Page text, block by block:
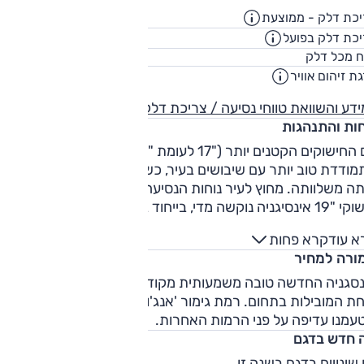
EuroNCAP. רמת גימור אינוביישן מוסיפה בקרת שיוט אדפטיבית,
פרימיום מציעה גם הצגת תמרורים בלוח המחוונים וניטור
מתים.
דלק - ממוצעת
דלק בפועל
מכל דלק
זיהום אוויר
והשוואת טווחי נסיעה / צריכת דלק
והתנהגות
טוב יותר עם שיבושים בעיר, כשרק בורות מסוימים
משלוותה. מחוץ לעיר נוחות הנסיעה משתפרת משמעותית.
חישוקי "19 אינסיגניה נוקשה מדי, בייחוד בעיר, כשמחוץ לעיר
נמרץ על אף ההגה הקל מדי.עודקרא פחות
למחיר
החדשה טובה משמעותית מקודמתה, טובה לכשעצמה
המובילות בתחום. רמת גימור 'אנג'וי' מציעה תמורה נאותה,
עדיפה על פני הרמות האחרות.
חדש בדגם